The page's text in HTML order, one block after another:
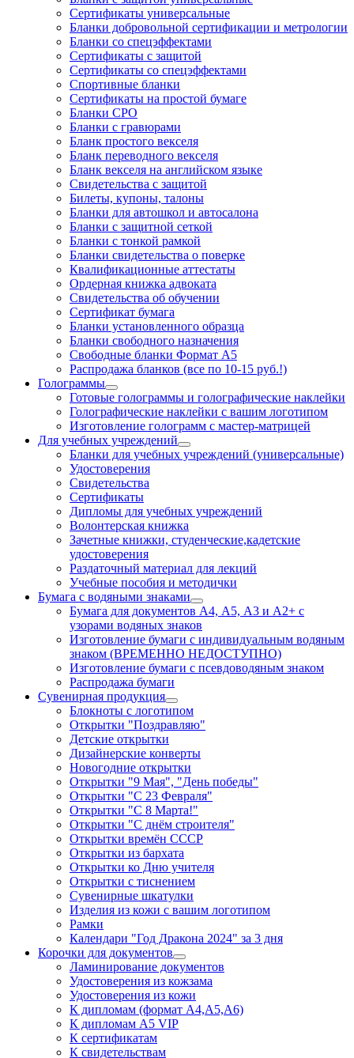
Сертификаты универсальные
Бланки добровольной сертификации и метрологии
Бланки со спецэффектами
Сертификаты с защитой
Сертификаты со спецэффектами
Спортивные бланки
Cертификаты на простой бумаге
Бланки СРО
Бланки с гравюрами
Бланк простого векселя
Бланк переводного векселя
Бланк векселя на английском языке
Свидетельства с защитой
Билеты, купоны, талоны
Бланки для автошкол и автосалона
Бланки с защитной сеткой
Бланки с тонкой рамкой
Бланки свидетельства о поверке
Квалификационные аттестаты
Ордерная книжка адвоката
Свидетельства об обучении
Сертификат бумага
Бланки установленного образца
Бланки свободного назначения
Свободные бланки Формат А5
Распродажа бланков (все по 10-15 руб.!)
Голограммы
Готовые голограммы и голографические наклейки
Голографические наклейки с вашим логотипом
Изготовление голограмм с мастер-матрицей
Для учебных учреждений
Бланки для учебных учреждений (универсальные)
Удостоверения
Свидетельства
Сертификаты
Дипломы для учебных учреждений
Волонтерская книжка
Зачетные книжки, студенческие,кадетские
удостоверения
Раздаточный материал для лекций
Учебные пособия и методички
Бумага с водяными знаками
Бумага для документов А4, А5, А3 и А2+ с
узорами водяных знаков
Изготовление бумаги с индивидуальным водяным
знаком (ВРЕМЕННО НЕДОСТУПНО)
Изготовление бумаги с псевдоводяным знаком
Распродажа бумаги
Сувенирная продукция
Блокноты с логотипом
Открытки "Поздравляю"
Детские открытки
Дизайнерские конверты
Новогодние открытки
Открытки "9 Мая", "День победы"
Открытки "С 23 Февраля"
Открытки "С 8 Марта!"
Открытки "С днём строителя"
Открытки времён СССР
Открытки из бархата
Открытки ко Дню учителя
Открытки с тиснением
Сувенирные шкатулки
Изделия из кожи с вашим логотипом
Рамки
Календари "Год Дракона 2024" за 3 дня
Корочки для документов
Ламинирование документов
Удостоверения из кожзама
Удостоверения из кожи
К дипломам (формат А4,А5,А6)
К дипломам А5 VIP
К сертификатам
К свидетельствам